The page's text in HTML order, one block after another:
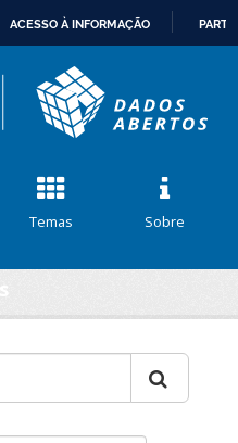
CONTEÚDO
ACESSO À INFORMAÇÃO
Temas Sobre